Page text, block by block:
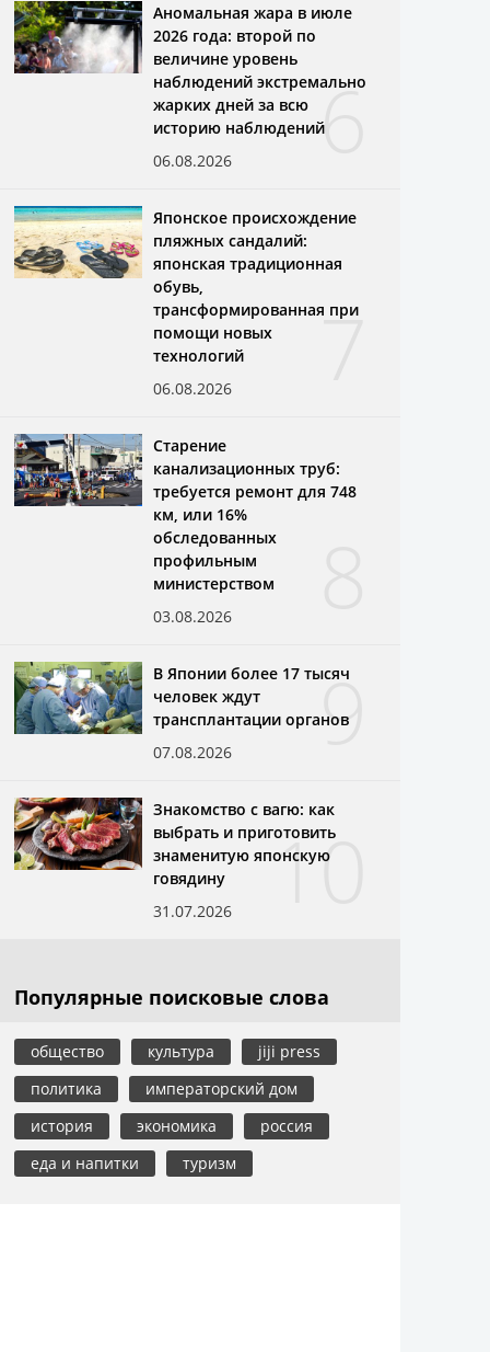
6
Аномальная жара в июле
2026 года: второй по
величине уровень
наблюдений экстремально
жарких дней за всю
историю наблюдений
06.08.2026
7
Японское происхождение
пляжных сандалий:
японская традиционная
обувь,
трансформированная при
помощи новых
технологий
06.08.2026
Старение
канализационных труб:
требуется ремонт для 748
км, или 16%
обследованных
профильным
министерством
03.08.2026
9
В Японии более 17 тысяч
человек ждут
трансплантации органов
07.08.2026
10
Знакомство с вагю: как
выбрать и приготовить
знаменитую японскую
говядину
31.07.2026
Популярные поисковые слова
общество культура
jiji press
политика
императорский дом
история
экономика
россия
еда и напитки
туризм